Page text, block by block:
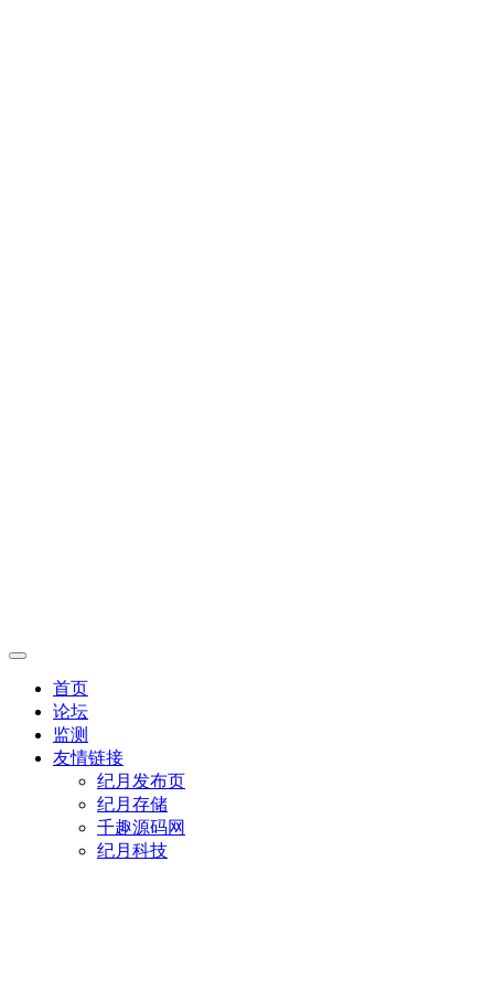
首页
论坛
监测
友情链接
纪月发布页
纪月存储
千趣源码网
纪月科技